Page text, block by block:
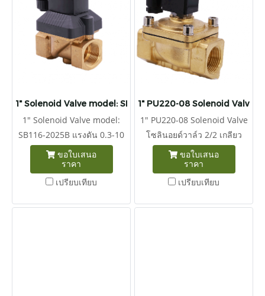
แรงดันไฟฟ้าทุกครั้งก่อนการสั่ง
ซื่อ 220VAC 110VAC 24VDC
12VDC
ไฟฟ้าทุกครั้งก่อนการสั่งซื่อ
220VAC 110VAC 24VDC
12VDC
1" Solenoid Valve model: SB116-2025B
1" Solenoid Valve model:
SB116-2025B แรงดัน 0.3-10
บาร์ 2/2 ทางโซลินอยด์วาล์ว
ปกติปิดไดอะแฟรมพอร์ตขนาด
1" ถึง IP65 ป้องกันระดับปลั๊ก
การใช้งานยาวนาน กรุณาระบุ
ขอใบเสนอ
ราคา
เปรียบเทียบ
1" PU220-08 Solenoid Valve
1" PU220-08 Solenoid Valve
โซลินอยด์วาล์ว 2/2 เกลียว
1นิ้ว สำหรับงานน้ำและลม แรง
ดัน 0-7 บาร์ ผลิตจากวัสดุทอง
เหลืองซีล NBR แบบปกติปิด
ไฟฟ้าทุกครั้งก่อนการสั่งซื้อ
ขอใบเสนอ
ราคา
เปรียบเทียบ